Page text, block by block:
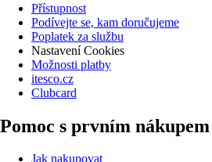
Přístupnost
Podívejte se, kam doručujeme
Poplatek za službu
Nastavení Cookies
Možnosti platby
itesco.cz
Clubcard
Pomoc s prvním nákupem
Jak nakupovat